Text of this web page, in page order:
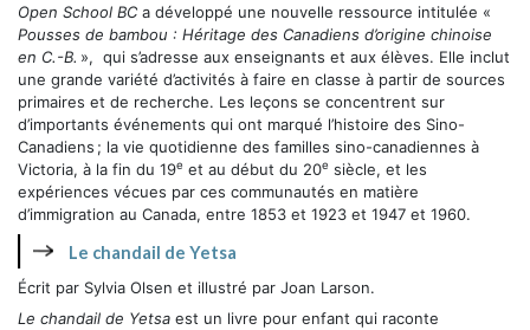
Open School BC a développé une nouvelle ressource intitulée «
Pousses de bambou : Héritage des Canadiens d’origine chinoise
en C.-B. », qui s’adresse aux enseignants et aux élèves. Elle inclut
une grande variété d’activités à faire en classe à partir de sources
primaires et de recherche. Les leçons se concentrent sur
d’importants événements qui ont marqué l’histoire des Sino-
Canadiens ; la vie quotidienne des familles sino-canadiennes à
Victoria, à la fin du 19e et au début du 20e siècle, et les
expériences vécues par ces communautés en matière
d’immigration au Canada, entre 1853 et 1923 et 1947 et 1960.
Le chandail de Yetsa
Écrit par Sylvia Olsen et illustré par Joan Larson.
Le chandail de Yetsa est un livre pour enfant qui raconte